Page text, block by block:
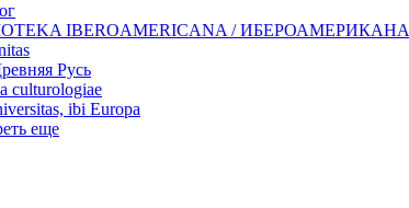
IBEROAMERICANA / ИБЕРОАМЕРИКАНА
Русь
culturologiae
ibi Europa
еще